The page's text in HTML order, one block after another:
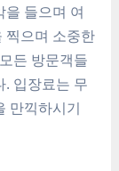
을 들으며 여
찍으며 소중한
든 방문객들
. 입장료는 무
만끽하시기